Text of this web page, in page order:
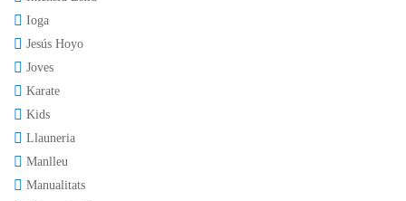
Ioga
Jesús Hoyo
Joves
Karate
Kids
Llauneria
Manlleu
Manualitats